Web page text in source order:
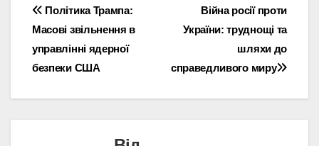
Навігація
записів
Війна росії проти
України: труднощі та
шляхи до
справедливого миру
Політика Трампа:
Масові звільнення в
управлінні ядерної
безпеки США